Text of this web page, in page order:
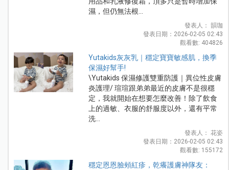
濕，但仍無法根...
發表人： 韻珈
發表日期：2026-02-05 02:43
觀看數: 404826
Yutakids灰灰乳｜穩定寶寶敏感肌，換季
保濕好幫手!
\Yutakids 保濕修護雙重防護｜異位性皮膚
炎護理/ 瑄瑄跟弟弟最近的皮膚不是很穩
定，我就開始在想要怎麼改善！除了飲食
上的過敏、衣服的舒服度以外，還有平常
洗...
發表人： 花姿
發表日期：2026-02-05 02:43
觀看數: 155172
穩定恩恩臉頰紅疹，乾癢護膚神隊友：